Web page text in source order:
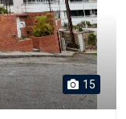
15